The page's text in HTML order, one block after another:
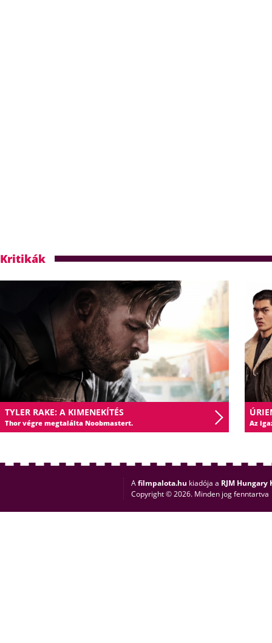
Kritikák
TYLER RAKE: A KIMENEKÍTÉS
Thor végre megtalálta Noobmastert. Az
Afilmpalota.hu kiadója a RJM Hungary
Copyright © 2026. Minden jog fenntartva